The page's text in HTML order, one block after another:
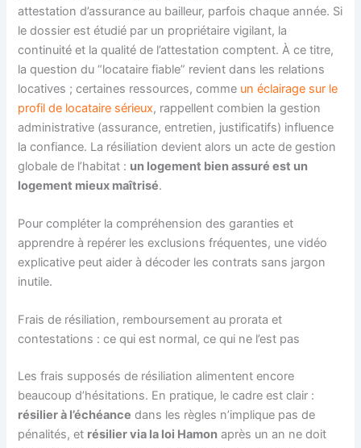
attestation d’assurance au bailleur, parfois chaque année. Si
le dossier est étudié par un propriétaire vigilant, la
continuité et la qualité de l’attestation comptent. À ce titre,
la question du “locataire fiable” revient dans les relations
locatives ; certaines ressources, comme un éclairage sur le
profil de locataire sérieux, rappellent combien la gestion
administrative (assurance, entretien, justificatifs) influence
la confiance. La résiliation devient alors un acte de gestion
globale de l’habitat : un logement bien assuré est un
logement mieux maîtrisé.
Pour compléter la compréhension des garanties et
apprendre à repérer les exclusions fréquentes, une vidéo
explicative peut aider à décoder les contrats sans jargon
inutile.
Frais de résiliation, remboursement au prorata et
contestations : ce qui est normal, ce qui ne l’est pas
Les frais supposés de résiliation alimentent encore
beaucoup d’hésitations. En pratique, le cadre est clair :
résilier à l’échéance dans les règles n’implique pas de
pénalités, et résilier via la loi Hamon après un an ne doit